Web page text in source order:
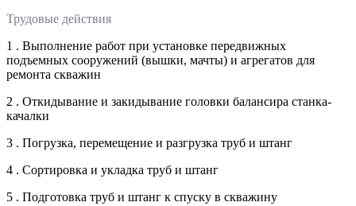
Трудовые действия
1 . Выполнение работ при установке передвижных
подъемных сооружений (вышки, мачты) и агрегатов для
ремонта скважин
2 . Откидывание и закидывание головки балансира станка-
качалки
3 . Погрузка, перемещение и разгрузка труб и штанг
4 . Сортировка и укладка труб и штанг
5 . Подготовка труб и штанг к спуску в скважину